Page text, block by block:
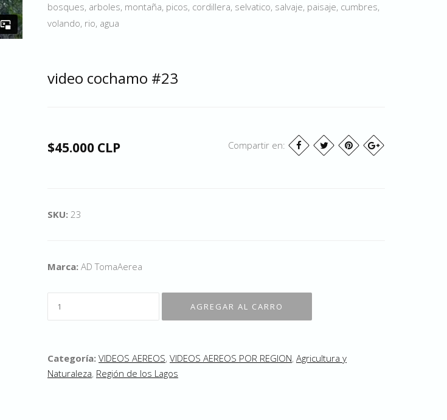
bosques, arboles, montaña, picos, cordillera, selvatico, salvaje, paisaje, cumbres,
volando, rio, agua
video cochamo #23
$45.000 CLP Compartir en:
SKU: 23
Marca: AD TomaAerea
Categoría: VIDEOS AEREOS, VIDEOS AEREOS POR REGION, Agricultura y
Naturaleza, Región de los Lagos